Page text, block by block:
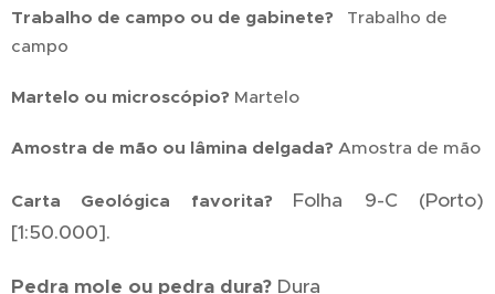
Trabalho de campo ou de gabinete? Trabalho de
campo
Martelo ou microscópio? Martelo
Amostra de mão ou lâmina delgada? Amostra de mão
Carta Geológica favorita? Folha 9-C (Porto)
[1:50.000].
Pedra mole ou pedra dura? Dura